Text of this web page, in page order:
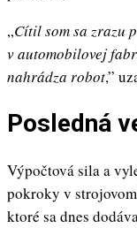
„Cítil som sa zrazu
v automobilovej
nahrádza robot,”
Posledná
Výpočtová sila a
pokroky v
ktoré sa dnes